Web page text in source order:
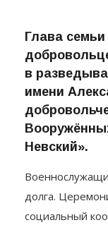
Глава
в
имени
Невский».
долга.
социальный